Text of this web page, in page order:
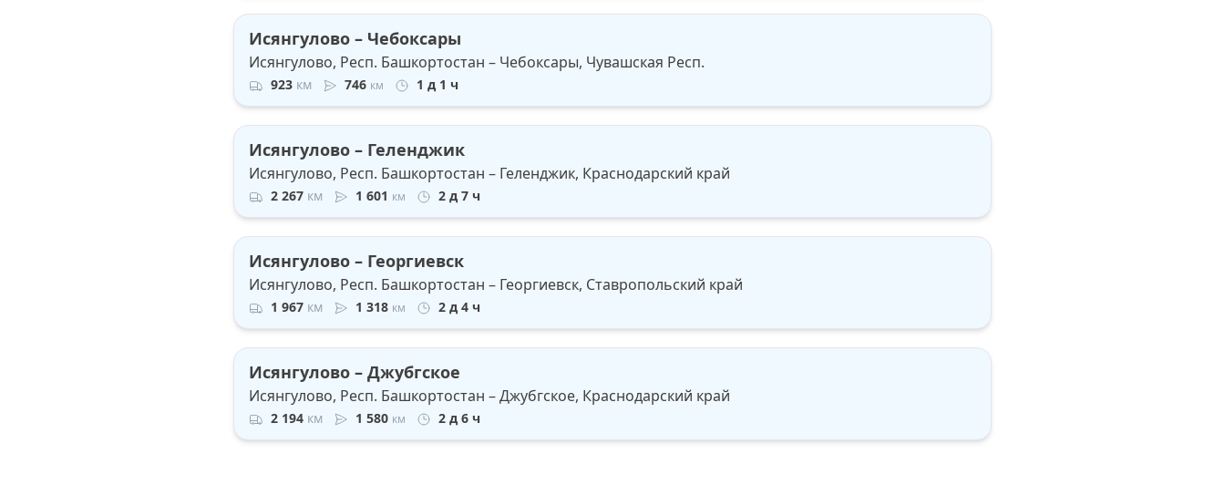
Исянгулово – Чебоксары
Исянгулово, Респ. Башкортостан – Чебоксары, Чувашская Респ.
923 км 746 км 1 д 1 ч
Исянгулово – Геленджик
Исянгулово, Респ. Башкортостан – Геленджик, Краснодарский край
2 267 км 1 601 км 2 д 7 ч
Исянгулово – Георгиевск
Исянгулово, Респ. Башкортостан – Георгиевск, Ставропольский край
1 967 км 1 318 км 2 д 4 ч
Исянгулово – Джубгское
Исянгулово, Респ. Башкортостан – Джубгское, Краснодарский край
2 194 км 1 580 км 2 д 6 ч